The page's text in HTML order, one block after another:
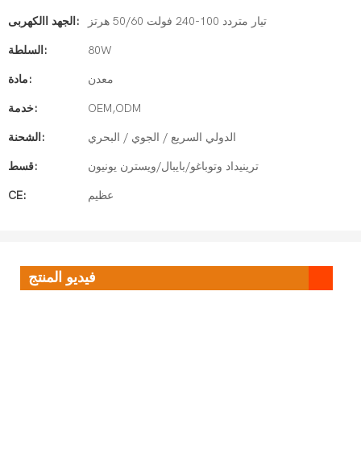
الجهد االكهربى: تيار متردد 100-240 فولت 50/60 هرتز
السلطة: 80W
مادة: معدن
خدمة: OEM,ODM
الشحنة: الدولي السريع / الجوي / البحري
قسط: ترينيداد وتوباغو/بايبال/ويسترن يونيون
CE: عظيم
فيديو المنتج